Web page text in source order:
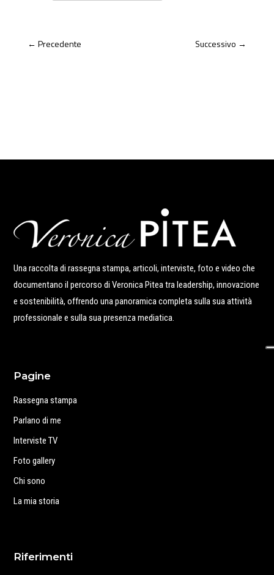
← Precedente Successivo →
Una raccolta di rassegna stampa, articoli, interviste, foto e video che
documentano il percorso di Veronica Pitea tra leadership, innovazione
e sostenibilità, offrendo una panoramica completa sulla sua attività
professionale e sulla sua presenza mediatica.
Pagine
Rassegna stampa
Parlano di me
Interviste TV
Foto gallery
Chi sono
La mia storia
Riferimenti